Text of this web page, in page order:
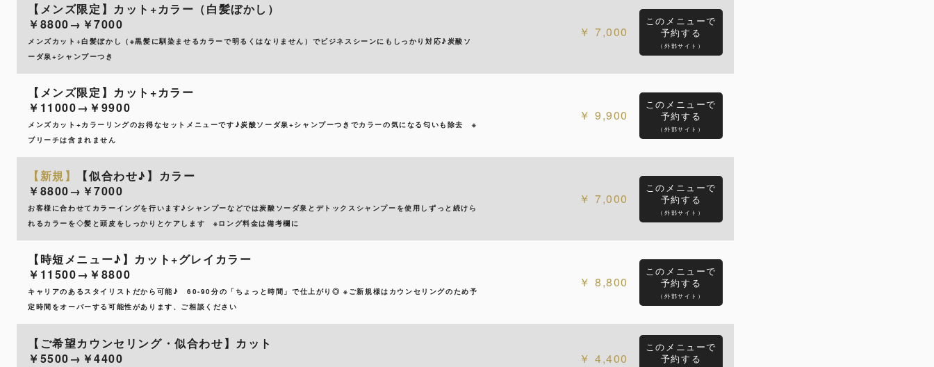
【メンズ限定】カット+カラー（白髪ぼかし）
￥8800→￥7000
メンズカット+白髪ぼかし（※黒髪に馴染ませるカラーで明るくはなりません）でビジネスシーンにもしっかり対応♪炭酸ソ
ーダ泉+シャンプーつき
7,000
このメニューで
予約する
（外部サイト）
【メンズ限定】カット+カラー
￥11000→￥9900
メンズカット+カラーリングのお得なセットメニューです♪炭酸ソーダ泉+シャンプーつきでカラーの気になる匂いも除去 ※
ブリーチは含まれません
9,900
このメニューで
予約する
（外部サイト）
【新規】
【似合わせ♪】カラー
￥8800→￥7000
お客様に合わせてカラーイングを行います♪シャンプーなどでは炭酸ソーダ泉とデトックスシャンプーを使用しずっと続けら
れるカラーを◇髪と頭皮をしっかりとケアします ※ロング料金は備考欄に
7,000
このメニューで
予約する
（外部サイト）
【時短メニュー♪】カット+グレイカラー
￥11500→￥8800
キャリアのあるスタイリストだから可能♪ 60-90分の「ちょっと時間」で仕上がり◎ ※ご新規様はカウンセリングのため予
定時間をオーバーする可能性があります、ご相談ください
8,800
このメニューで
予約する
（外部サイト）
【ご希望カウンセリング・似合わせ】カット
￥5500→￥4400
4,400
このメニューで
予約する